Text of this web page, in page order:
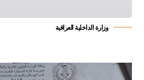
وزارة الداخلية العراقية